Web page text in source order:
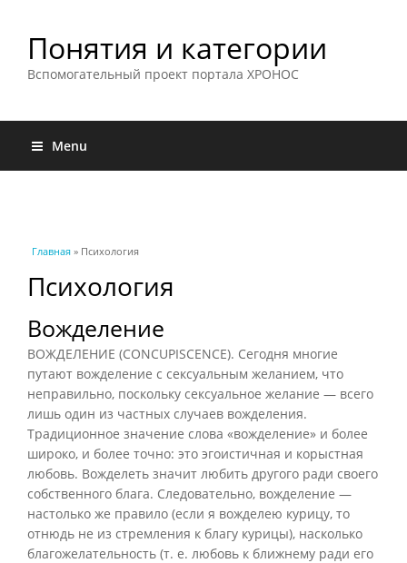
Понятия и категории
Вспомогательный проект портала ХРОНОС
Menu
Вы здесь
Главная » Психология
Психология
Вожделение
ВОЖДЕЛЕНИЕ (CONCUPISCENCE). Сегодня многие
путают вожделение с сексуальным желанием, что
неправильно, поскольку сексуальное желание — всего
лишь один из частных случаев вожделения.
Традиционное значение слова «вожделение» и более
широко, и более точно: это эгоистичная и корыстная
любовь. Вожделеть значит любить другого ради своего
собственного блага. Следовательно, вожделение —
настолько же правило (если я вожделею курицу, то
отнюдь не из стремления к благу курицы), насколько
благожелательность (т. е. любовь к ближнему ради его